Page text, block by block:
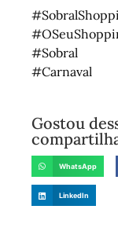
#Sobral
#Carnaval
Gostou
WhatsApp
LinkedIn